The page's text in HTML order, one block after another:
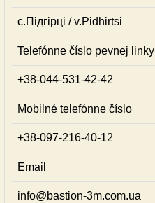
с.Підгірці / v.Pidhirtsi
Telefónne číslo pevnej linky
+38-044-531-42-42
Mobilné telefónne číslo
+38-097-216-40-12
Email
info@bastion-3m.com.ua